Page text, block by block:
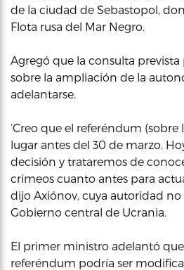
de la ciudad de Sebastopol,
Flota rusa del Mar Negro.
Agregó que la consulta
sobre la ampliación de la
adelantarse.
‘Creo que el referéndum
lugar antes del 30 de marzo.
decisión y trataremos de
crimeos cuanto antes para
dijo Axiónov, cuya autoridad
Gobierno central de Ucrania.
El primer ministro adelantó
referéndum podría ser